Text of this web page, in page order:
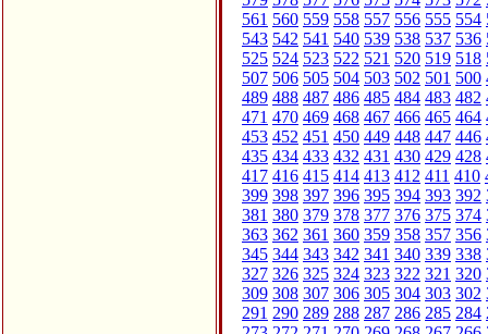
561 560 559 558 557 556 555 554
543 542 541 540 539 538 537 536
525 524 523 522 521 520 519 518
507 506 505 504 503 502 501 500
489 488 487 486 485 484 483 482
471 470 469 468 467 466 465 464
453 452 451 450 449 448 447 446
435 434 433 432 431 430 429 428
417 416 415 414 413 412 411 410
399 398 397 396 395 394 393 392
381 380 379 378 377 376 375 374
363 362 361 360 359 358 357 356
345 344 343 342 341 340 339 338
327 326 325 324 323 322 321 320
309 308 307 306 305 304 303 302
291 290 289 288 287 286 285 284